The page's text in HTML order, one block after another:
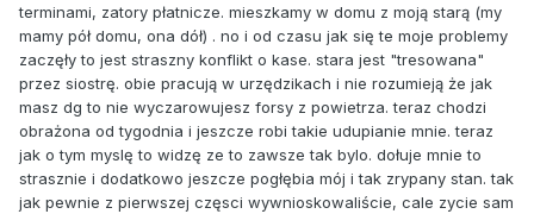
terminami, zatory płatnicze. mieszkamy w domu z moją starą (my
mamy pół domu, ona dół) . no i od czasu jak się te moje problemy
zaczęły to jest straszny konflikt o kase. stara jest "tresowana"
przez siostrę. obie pracują w urzędzikach i nie rozumieją że jak
masz dg to nie wyczarowujesz forsy z powietrza. teraz chodzi
obrażona od tygodnia i jeszcze robi takie udupianie mnie. teraz
jak o tym myslę to widzę ze to zawsze tak bylo. dołuje mnie to
strasznie i dodatkowo jeszcze pogłębia mój i tak zrypany stan. tak
jak pewnie z pierwszej częsci wywnioskowaliście, cale zycie sam